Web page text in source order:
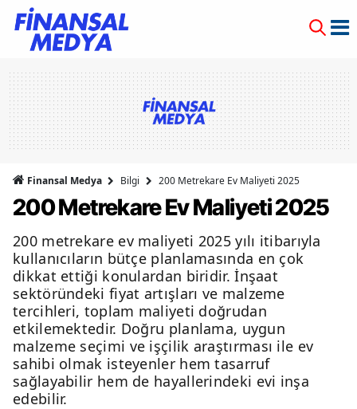
Finansal Medya Bilgi 200 Metrekare Ev Maliyeti 2025
200 Metrekare Ev Maliyeti 2025
200 metrekare ev maliyeti 2025 yılı itibarıyla
kullanıcıların bütçe planlamasında en çok
dikkat ettiği konulardan biridir. İnşaat
sektöründeki fiyat artışları ve malzeme
tercihleri, toplam maliyeti doğrudan
etkilemektedir. Doğru planlama, uygun
malzeme seçimi ve işçilik araştırması ile ev
sahibi olmak isteyenler hem tasarruf
sağlayabilir hem de hayallerindeki evi inşa
edebilir.